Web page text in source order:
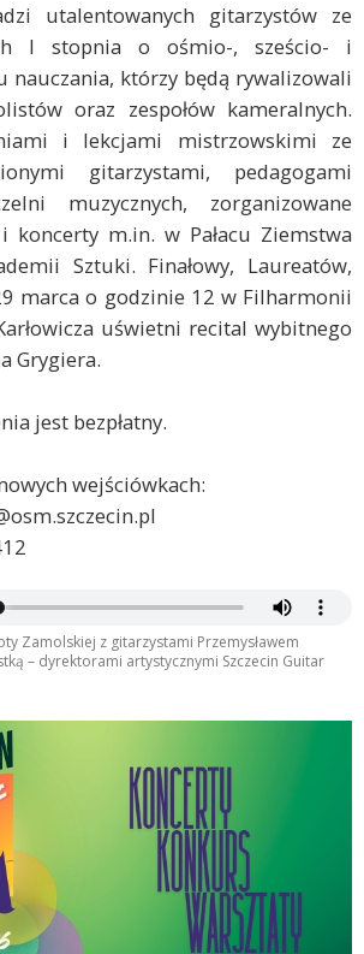
utalentowanych gitarzystów ze
I stopnia o ośmio-, sześcio- i
nauczania, którzy będą rywalizowali
oraz zespołów kameralnych.
i lekcjami mistrzowskimi ze
gitarzystami, pedagogami
muzycznych, zorganizowane
koncerty m.in. w Pałacu Ziemstwa
Sztuki. Finałowy, Laureatów,
marca o godzinie 12 w Filharmonii
uświetni recital wybitnego
Grygiera.
jest bezpłatny.
wejściówkach:
Zamolskiej z gitarzystami Przemysławem
– dyrektorami artystycznymi Szczecin Guitar